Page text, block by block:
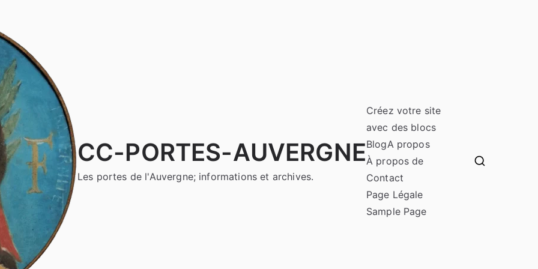
CC-PORTES-AUVERGNE
Les portes de l'Auvergne; informations et archives.
Créez votre site
avec des blocs
BlogA propos
À propos de
Contact
Page Légale
Sample Page